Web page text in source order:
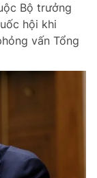
Bộ trưởng
hội khi
vấn Tổng